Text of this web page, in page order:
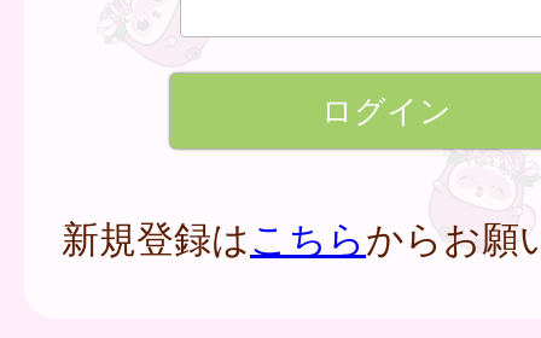
新規登録はこちらからお願